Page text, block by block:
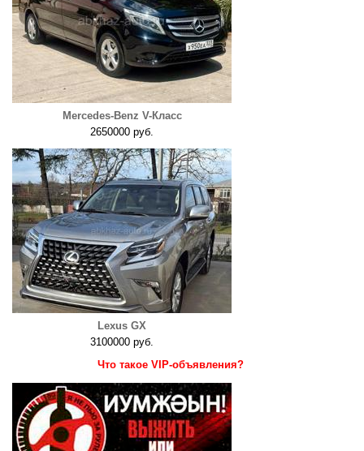
Mercedes-Benz V-Класс
2650000 руб.
Lexus GX
3100000 руб.
Что такое VIP-объявления?